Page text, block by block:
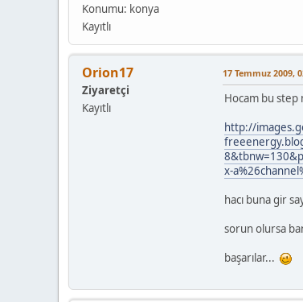
Konumu: konya
Kayıtlı
Orion17
Ziyaretçi
Kayıtlı
17 Temmuz 2009,
Hocam bu
http://
x-
hacı buna gir
sorun olursa
başarılar...